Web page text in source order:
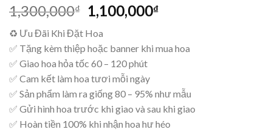
1,300,000₫
Giá
gốc
là:
1,300,000₫.
1,100,000₫Giá
là:
♻ Ưu Đãi Khi Đặt Hoa
✅ Tặng kèm thiệp hoặc banner khi mua hoa
✅ Giao hoa hỏa tốc 60 – 120 phút
✅ Cam kết làm hoa tươi mỗi ngày
✅ Sản phẩm làm ra giống 80 – 95% như mẫu
✅ Gửi hình hoa trước khi giao và sau khi giao
✅ Hoàn tiền 100% khi nhận hoa hư héo